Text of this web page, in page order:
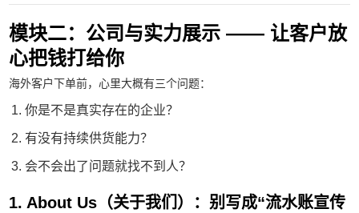
模块二：公司与实力展示 —— 让客户放
心把钱打给你
海外客户下单前，心里大概有三个问题：
你是不是真实存在的企业？
有没有持续供货能力？
会不会出了问题就找不到人？
1. About Us（关于我们）：别写成“流水账宣传